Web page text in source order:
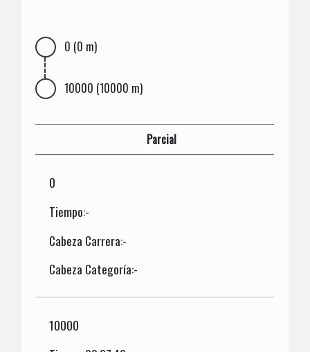
0 (0 m)
10000 (10000 m)
Parcial
0
Tiempo:-
Cabeza Carrera:-
Cabeza Categoría:-
10000